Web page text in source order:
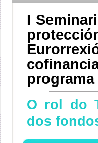
I
O rol do
dos